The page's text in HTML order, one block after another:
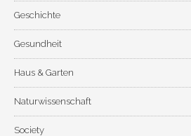
Geschichte
Gesundheit
Haus & Garten
Naturwissenschaft
Society